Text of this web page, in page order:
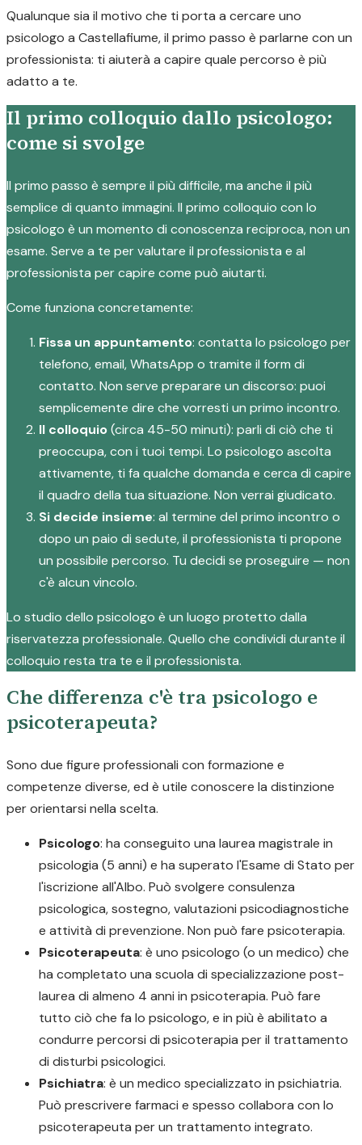
Qualunque sia il motivo che ti porta a cercare uno
psicologo a Castellafiume, il primo passo è parlarne con un
professionista: ti aiuterà a capire quale percorso è più
adatto a te.
Il primo colloquio dallo psicologo:
come si svolge
Il primo passo è sempre il più difficile, ma anche il più
semplice di quanto immagini. Il primo colloquio con lo
psicologo è un momento di conoscenza reciproca, non un
esame. Serve a te per valutare il professionista e al
professionista per capire come può aiutarti.
Come funziona concretamente:
Fissa un appuntamento: contatta lo psicologo per
telefono, email, WhatsApp o tramite il form di
contatto. Non serve preparare un discorso: puoi
semplicemente dire che vorresti un primo incontro.
Il colloquio(circa 45-50 minuti): parli di ciò che ti
preoccupa, con i tuoi tempi. Lo psicologo ascolta
attivamente, ti fa qualche domanda e cerca di capire
il quadro della tua situazione. Non verrai giudicato.
Si decide insieme: al termine del primo incontro o
dopo un paio di sedute, il professionista ti propone
un possibile percorso. Tu decidi se proseguire — non
c'è alcun vincolo.
Lo studio dello psicologo è un luogo protetto dalla
riservatezza professionale. Quello che condividi durante il
colloquio resta tra te e il professionista.
Che differenza c'è tra psicologo e
psicoterapeuta?
Sono due figure professionali con formazione e
competenze diverse, ed è utile conoscere la distinzione
per orientarsi nella scelta.
Psicologo: ha conseguito una laurea magistrale in
psicologia (5 anni) e ha superato l'Esame di Stato per
l'iscrizione all'Albo. Può svolgere consulenza
psicologica, sostegno, valutazioni psicodiagnostiche
e attività di prevenzione. Non può fare psicoterapia.
Psicoterapeuta: è uno psicologo (o un medico) che
ha completato una scuola di specializzazione post-
laurea di almeno 4 anni in psicoterapia. Può fare
tutto ciò che fa lo psicologo, e in più è abilitato a
condurre percorsi di psicoterapia per il trattamento
di disturbi psicologici.
Psichiatra: è un medico specializzato in psichiatria.
Può prescrivere farmaci e spesso collabora con lo
psicoterapeuta per un trattamento integrato.